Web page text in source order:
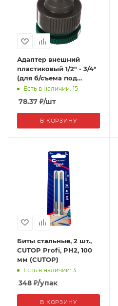
Адаптер внешний
пластиковый 1/2" - 3/4"
(для б/съема под
муфту Гардена) FIT
Есть в наличии: 15
78.37 ₽/шт
В КОРЗИНУ
Биты стальные, 2 шт.,
CUTOP Profi, PH2, 100
мм (CUTOP)
Есть в наличии: 3
348 ₽/упак
В КОРЗИНУ